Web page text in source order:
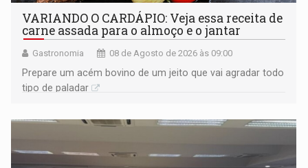
VARIANDO O CARDÁPIO: Veja essa receita de
carne assada para o almoço e o jantar
Gastronomia 08 de Agosto de 2026 às 09:00
Prepare um acém bovino de um jeito que vai agradar todo
tipo de paladar